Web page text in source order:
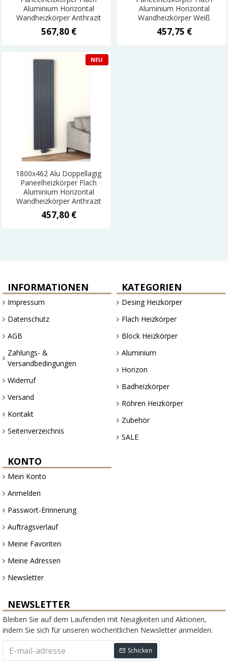
Aluminium Horizontal
Wandheizkörper Anthrazit
567,80 €
Aluminium Horizontal
Wandheizkörper Weiß
457,75 €
NEU
1800x462 Alu Doppellagig
Paneelheizkörper Flach
Aluminium Horizontal
Wandheizkörper Anthrazit
457,80 €
INFORMATIONEN
Impressum
Datenschutz
AGB
Zahlungs- &
Versandbedingungen
Widerruf
Versand
Kontakt
Seitenverzeichnis
KATEGORIEN
Desing Heizkörper
Flach Heizkörper
Block Heizkörper
Aluminium
Horizon
Badheizkörper
Röhren Heizkörper
Zubehör
SALE
KONTO
Mein Konto
Anmelden
Passwort-Erinnerung
Auftragsverlauf
Meine Favoriten
Meine Adressen
Newsletter
NEWSLETTER
Bleiben Sie auf dem Laufenden mit Neuigkeiten und Aktionen,
indem Sie sich für unseren wöchentlichen Newsletter anmelden.
Schicken